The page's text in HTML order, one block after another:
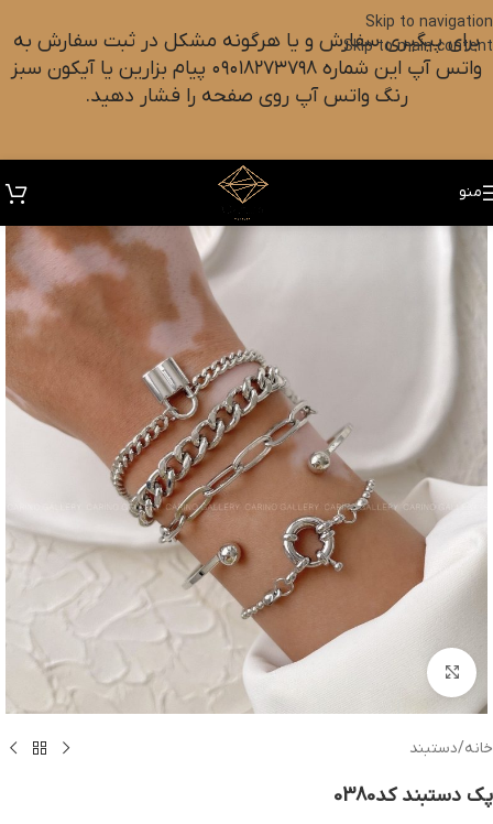
Skip to navigation
Skip to main content
برای پیگیری سفارش و یا هرگونه مشکل در ثبت سفارش به
واتس آپ این شماره ۰۹۰۱۸۲۷۳۷۹۸ پیام بزارین یا آیکون سبز
رنگ واتس آپ روی صفحه را فشار دهید.
منو
بزرگنمایی تصویر
خانه/دستبند
پک دستبند کد0380